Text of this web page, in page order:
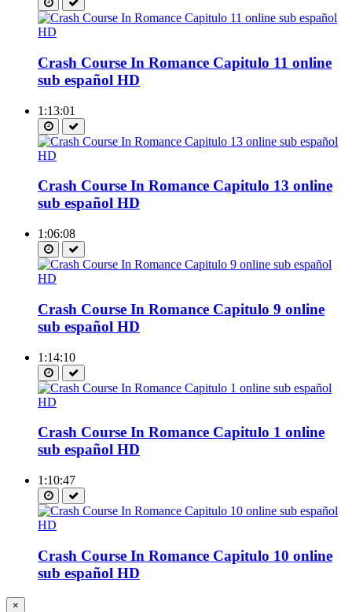
Crash Course In Romance Capitulo 11 online
sub español HD
1:13:01
Crash Course In Romance Capitulo 13 online
sub español HD
1:06:08
Crash Course In Romance Capitulo 9 online
sub español HD
1:14:10
Crash Course In Romance Capitulo 1 online
sub español HD
1:10:47
Crash Course In Romance Capitulo 10 online
sub español HD
×